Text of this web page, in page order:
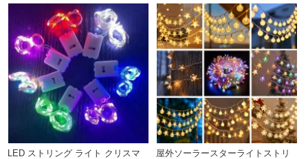
LED ストリング ライト クリスマ
屋外ソーラースターライトストリ